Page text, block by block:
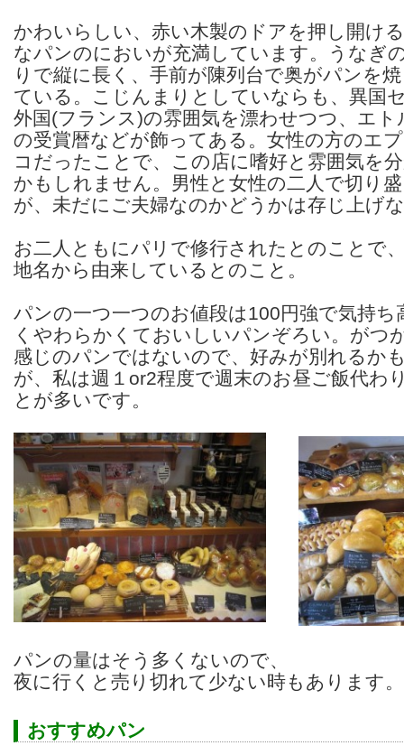
かわいらしい、赤い木製のドアを押し開け
なパンのにおいが充満しています。うなぎ
りで縦に長く、手前が陳列台で奥がパンを
ている。こじんまりとしていならも、異国
外国(フランス)の雰囲気を漂わせつつ、エ
の受賞暦などが飾ってある。女性の方のエ
コだったことで、この店に嗜好と雰囲気を
かもしれません。男性と女性の二人で切り
が、未だにご夫婦なのかどうかは存じ上げ
お二人ともにパリで修行されたとのことで
地名から由来しているとのこと。
パンの一つ一つのお値段は100円強で気持
くやわらかくておいしいパンぞろい。がつ
感じのパンではないので、好みが別れるか
が、私は週１or2程度で週末のお昼ご飯代わ
とが多いです。
パンの量はそう多くないので、
夜に行くと売り切れて少ない時もあります。
おすすめパン